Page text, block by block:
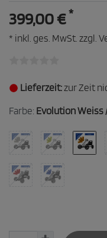
399,00 €*
* inkl. ges. MwSt. zzgl.
Lieferzeit: zur Zeit
Farbe: Evolution Weiss